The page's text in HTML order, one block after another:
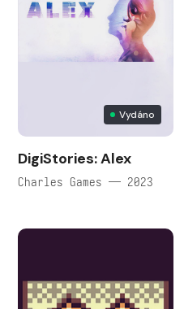
Vydáno
DigiStories: Alex
Charles Games — 2023